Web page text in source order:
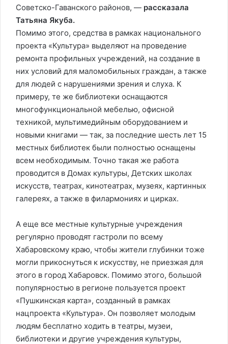
Советско-Гаванского районов, — рассказала
Татьяна Якуба.
Помимо этого, средства в рамках национального
проекта «Культура» выделяют на проведение
ремонта профильных учреждений, на создание в
них условий для маломобильных граждан, а также
для людей с нарушениями зрения и слуха. К
примеру, те же библиотеки оснащаются
многофункциональной мебелью, офисной
техникой, мультимедийным оборудованием и
новыми книгами — так, за последние шесть лет 15
местных библиотек были полностью оснащены
всем необходимым. Точно такая же работа
проводится в Домах культуры, Детских школах
искусств, театрах, кинотеатрах, музеях, картинных
галереях, а также в филармониях и цирках.
А еще все местные культурные учреждения
регулярно проводят гастроли по всему
Хабаровскому краю, чтобы жители глубинки тоже
могли прикоснуться к искусству, не приезжая для
этого в город Хабаровск. Помимо этого, большой
популярностью в регионе пользуется проект
«Пушкинская карта», созданный в рамках
нацпроекта «Культура». Он позволяет молодым
людям бесплатно ходить в театры, музеи,
библиотеки и другие учреждения культуры,